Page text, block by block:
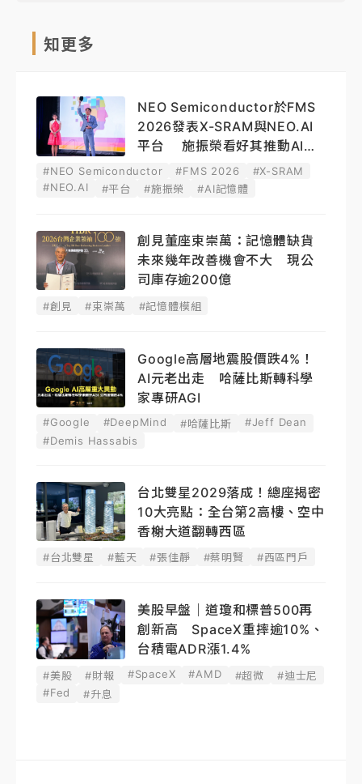
知更多
NEO Semiconductor於FMS
2026發表X-SRAM與NEO.AI
平台 施振榮看好其推動AI記
憶體創新
#NEO Semiconductor #FMS 2026
#X-SRAM
#NEO.AI
#平台 #施振榮 #AI記憶體
創見董座束崇萬：記憶體缺貨
未來幾年改善機會不大 現公
司庫存逾200億
#創見 #束崇萬 #記憶體模組
Google高層地震股價跌4%！
AI元老出走 哈薩比斯轉科學
家專研AGI
#Google #DeepMind #哈薩比斯
#Jeff Dean
#Demis Hassabis
台北雙星2029落成！總座揭密
10大亮點：全台第2高樓、空中
香榭大道翻轉西區
#台北雙星 #藍天 #張佳靜 #蔡明賢 #西區門戶
美股早盤｜道瓊和標普500再
創新高 SpaceX重摔逾10%、
台積電ADR漲1.4%
#美股 #財報 #SpaceX #AMD #超微
#迪士尼
#Fed
#升息